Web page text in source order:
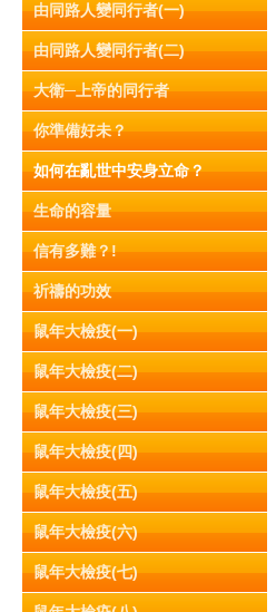
由同路人變同行者(一)
由同路人變同行者(二)
大衛─上帝的同行者
你準備好未？
如何在亂世中安身立命？
生命的容量
信有多難？!
祈禱的功效
鼠年大檢疫(一)
鼠年大檢疫(二)
鼠年大檢疫(三)
鼠年大檢疫(四)
鼠年大檢疫(五)
鼠年大檢疫(六)
鼠年大檢疫(七)